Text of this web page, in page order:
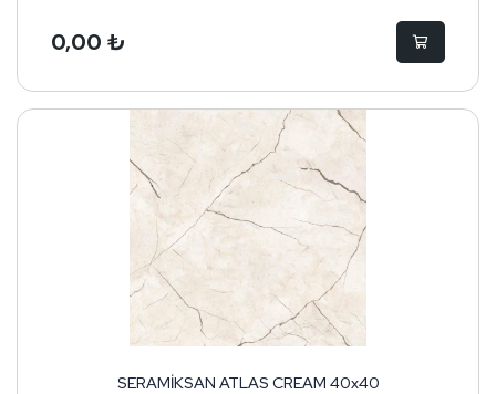
0,00 ₺
SERAMİKSAN ATLAS CREAM 40x40